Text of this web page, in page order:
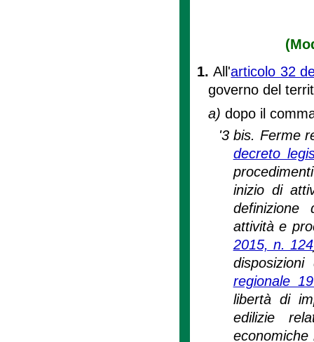
1.All'articolo 32
governo del
a) dopo il
'3 bis. Ferme
decreto
inizio di
definizione
attività e
2015, n. 124
regionale
libertà di
edilizie